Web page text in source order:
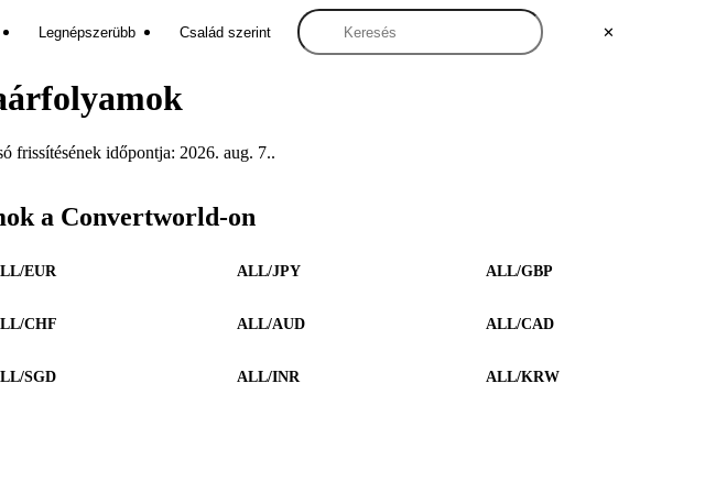
✕
Legnépszerübb Család szerint
időpontja: 2026. aug. 7..
a Convertworld-on
EUR ALL/JPY ALL/GBP
CHF ALL/AUD ALL/CAD
SGD ALL/INR ALL/KRW